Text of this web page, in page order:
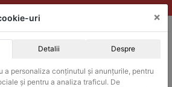
si in sistemul SEAP / SICAP
uri ×
Detalii Despre
a personaliza conținutul și anunțurile, pentru
și pentru a analiza traficul. De